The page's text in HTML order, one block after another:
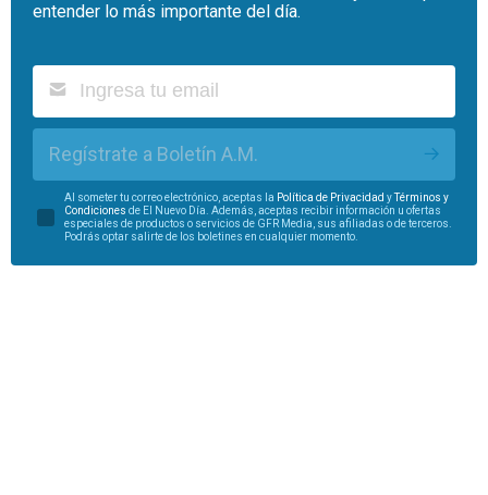
entender lo más importante del día.
Regístrate a Boletín A.M.
Al someter tu correo electrónico, aceptas la Política de Privacidad yTérminos y
Condiciones de El Nuevo Día. Además, aceptas recibir información u ofertas
especiales de productos o servicios de GFR Media, sus afiliadas o de terceros.
Podrás optar salirte de los boletines en cualquier momento.